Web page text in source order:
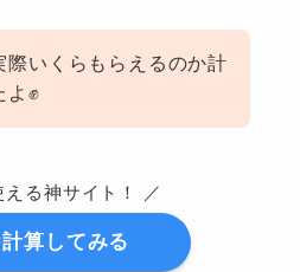
際いくらもらえるのか計
✊
える神サイト！ ／
算してみる